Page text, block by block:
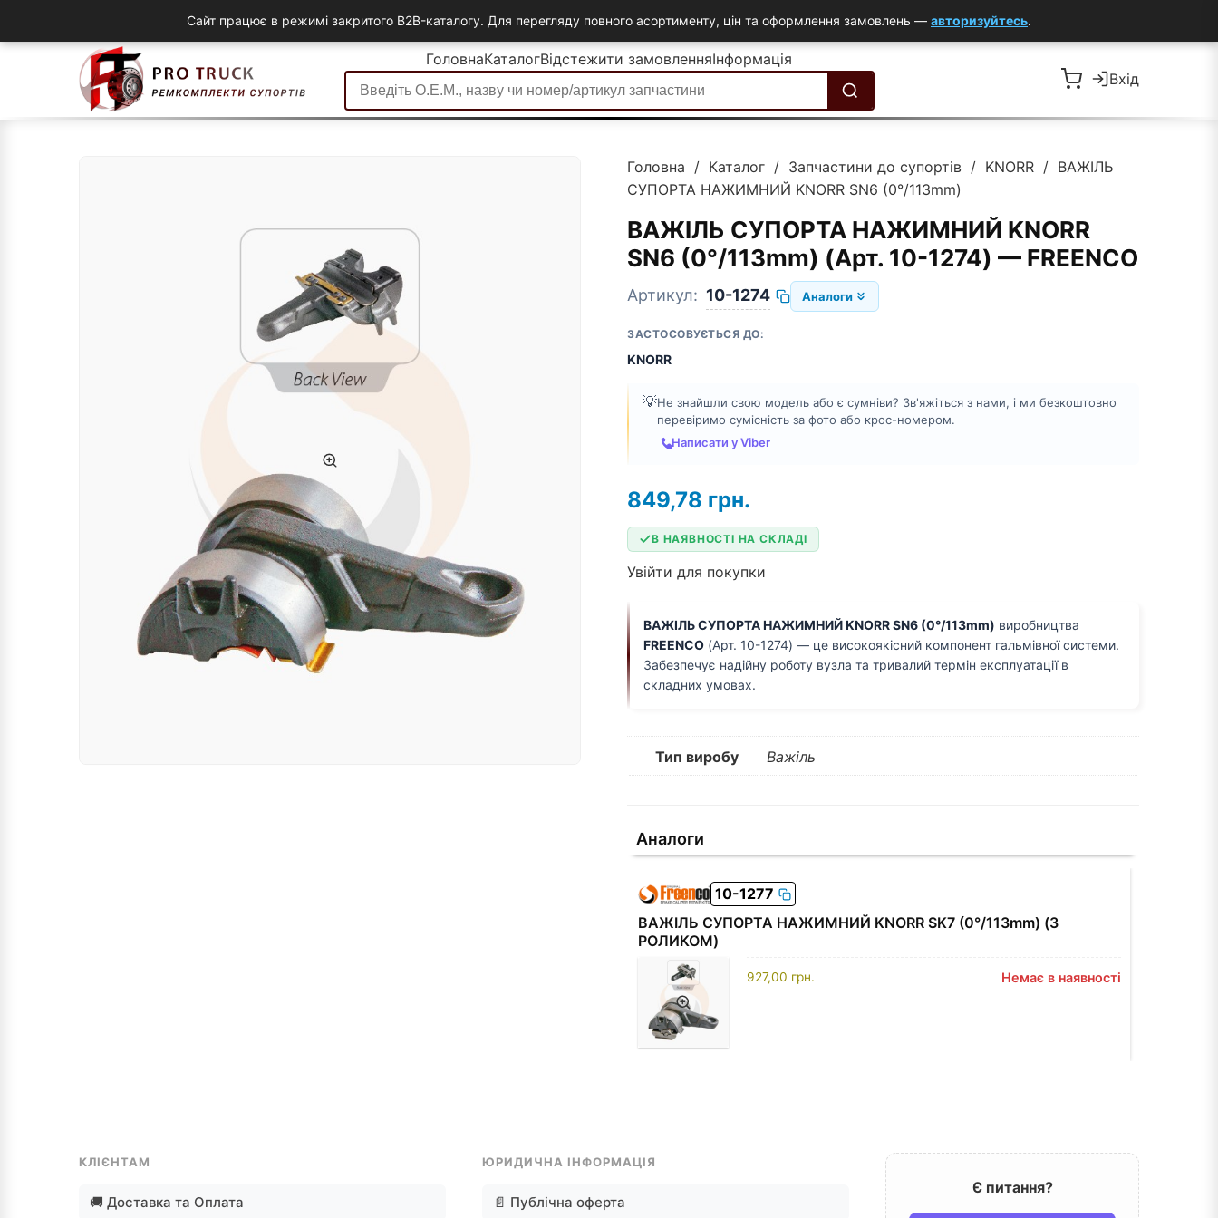
ГоловнаКаталогВідстежити замовленняІнформація
Вхід
Головна / Каталог / Запчастини до супортів / KNORR / ВАЖІЛЬ
СУПОРТА НАЖИМНИЙ KNORR SN6 (0°/113mm)
ВАЖІЛЬ СУПОРТА НАЖИМНИЙ KNORR
SN6 (0°/113mm) (Арт. 10-1274) — FREENCO
Артикул: 10-1274 Аналоги
ЗАСТОСОВУЄТЬСЯ ДО:
KNORR
💡Не знайшли свою модель або є сумніви? Зв'яжіться з нами, і ми безкоштовно
перевіримо сумісність за фото або крос-номером.
Написати у Viber
849,78 грн.
В НАЯВНОСТІ НА СКЛАДІ
Увійти для покупки
ВАЖІЛЬ СУПОРТА НАЖИМНИЙ KNORR SN6 (0°/113mm) виробництва
FREENCO (Арт. 10-1274) — це високоякісний компонент гальмівної системи.
Забезпечує надійну роботу вузла та тривалий термін експлуатації в
складних умовах.
Тип виробу Важіль
Аналоги
10-1277
ВАЖІЛЬ СУПОРТА НАЖИМНИЙ KNORR SK7 (0°/113mm) (З
РОЛИКОМ)
927,00 грн. Немає в наявності
КЛІЄНТАМ
🚚 Доставка та Оплата
ЮРИДИЧНА ІНФОРМАЦІЯ
📄 Публічна оферта
Є питання?
Сайт працює в режимі закритого B2B-каталогу. Для перегляду повного асортименту, цін та оформлення замовлень — авторизуйтесь.